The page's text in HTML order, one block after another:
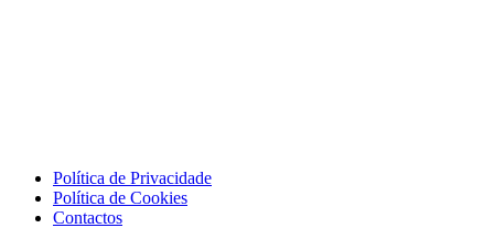
Política de Privacidade
Política de Cookies
Contactos